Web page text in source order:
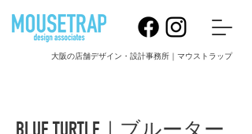
大阪の店舗デザイン・設計事務所｜マウストラップ